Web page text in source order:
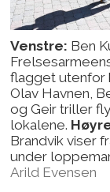
Venstre: Ben
flagget utenfor
Olav Havnen,
og Geir triller
lokalene.
Brandvik viser
under
Arild Evensen